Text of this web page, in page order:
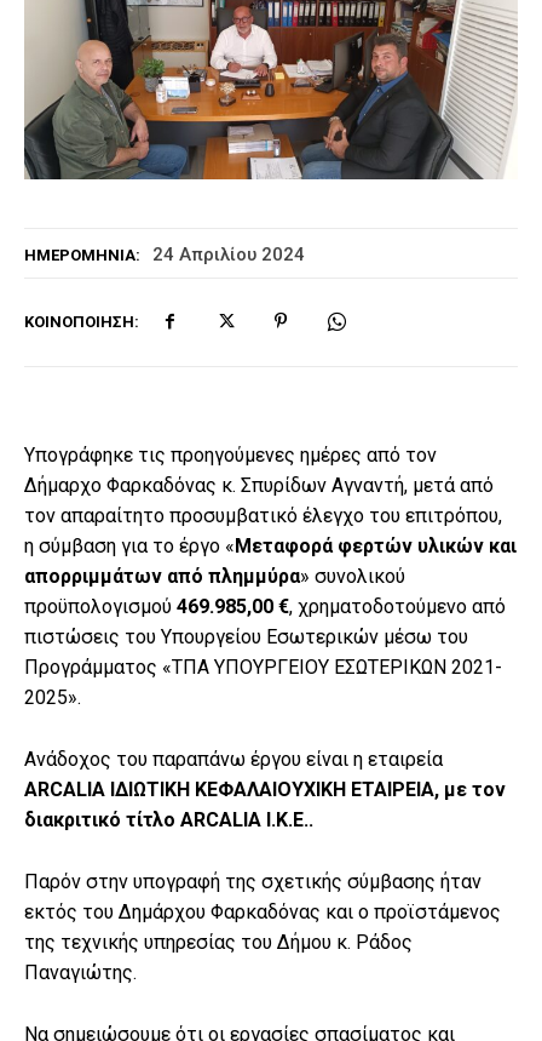
ΗΜΕΡΟΜΗΝΊΑ: 24 Απριλίου 2024
ΚΟΙΝΟΠΟΊΗΣΗ:
Υπογράφηκε τις προηγούμενες ημέρες από τον
Δήμαρχο Φαρκαδόνας κ. Σπυρίδων Αγναντή, μετά από
τον απαραίτητο προσυμβατικό έλεγχο του επιτρόπου,
η σύμβαση για το έργο « Μεταφορά φερτών υλικών και
απορριμμάτων από πλημμύρα» συνολικού
προϋπολογισμού 469.985,00 €, χρηματοδοτούμενο από
πιστώσεις του Υπουργείου Εσωτερικών μέσω του
Προγράμματος «ΤΠΑ ΥΠΟΥΡΓΕΙΟΥ ΕΣΩΤΕΡΙΚΩΝ 2021-
2025».
Ανάδοχος του παραπάνω έργου είναι η εταιρεία
ARCALIA ΙΔΙΩΤΙΚΗ ΚΕΦΑΛΑΙΟΥΧΙΚΗ ΕΤΑΙΡΕΙΑ, με τον
διακριτικό τίτλο ARCALIA Ι.Κ.Ε..
Παρόν στην υπογραφή της σχετικής σύμβασης ήταν
εκτός του Δημάρχου Φαρκαδόνας και ο προϊστάμενος
της τεχνικής υπηρεσίας του Δήμου κ. Ράδος
Παναγιώτης.
Να σημειώσουμε ότι οι εργασίες σπασίματος και